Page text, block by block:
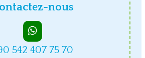
nous
542 407 75 70